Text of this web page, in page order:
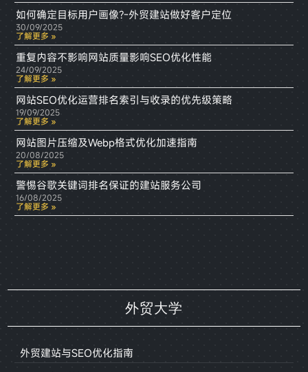
如何确定目标用户画像?-外贸建站做好客户定位
30/09/2025
了解更多 »
重复内容不影响网站质量影响SEO优化性能
24/09/2025
了解更多 »
网站SEO优化运营排名索引与收录的优先级策略
19/09/2025
了解更多 »
网站图片压缩及Webp格式优化加速指南
20/08/2025
了解更多 »
警惕谷歌关键词排名保证的建站服务公司
16/08/2025
了解更多 »
外贸大学
外贸建站与SEO优化指南